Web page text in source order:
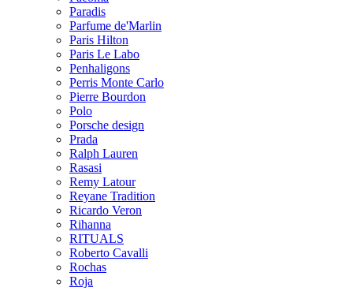
Paradis
Parfume de'Marlin
Paris Hilton
Paris Le Labo
Penhaligons
Perris Monte Carlo
Pierre Bourdon
Polo
Porsche design
Prada
Ralph Lauren
Rasasi
Remy Latour
Reyane Tradition
Ricardo Veron
Rihanna
RITUALS
Roberto Cavalli
Rochas
Roja